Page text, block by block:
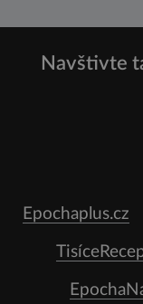
Navštivte
Epochaplus.cz